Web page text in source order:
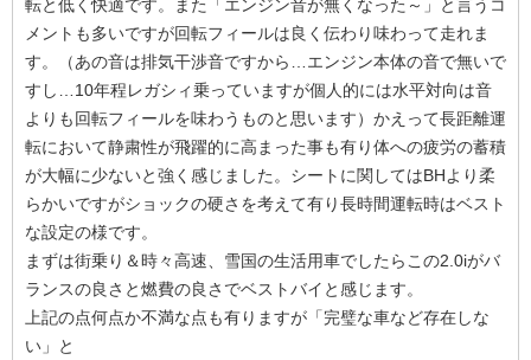
転と低く快適です。また「エンジン音が無くなった～」と言うコ
メントも多いですが回転フィールは良く伝わり味わって走れま
す。（あの音は排気干渉音ですから…エンジン本体の音で無いで
すし…10年程レガシィ乗っていますが個人的には水平対向は音
よりも回転フィールを味わうものと思います）かえって長距離運
転において静粛性が飛躍的に高まった事も有り体への疲労の蓄積
が大幅に少ないと強く感じました。シートに関してはBHより柔
らかいですがショックの硬さを考えて有り長時間運転時はベスト
な設定の様です。
まずは街乗り＆時々高速、雪国の生活用車でしたらこの2.0iがバ
ランスの良さと燃費の良さでベストバイと感じます。
上記の点何点か不満な点も有りますが「完璧な車など存在しな
い」と